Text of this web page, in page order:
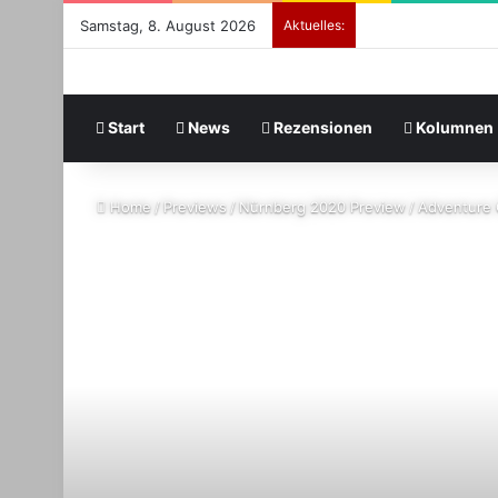
Samstag, 8. August 2026 Aktuelles:
Start News Rezensionen Kolumnen
Home/Previews/Nürnberg 2020 Preview / Adventure